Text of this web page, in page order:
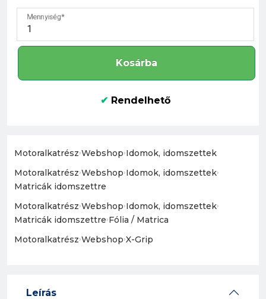
Mennyiség
Kosárba
✔ Rendelhető
Motoralkatrész›Webshop›Idomok, idomszettek
Motoralkatrész›Webshop›Idomok, idomszettek›
Matricák idomszettre
Motoralkatrész›Webshop›Idomok, idomszettek›
Matricák idomszettre›Fólia / Matrica
Motoralkatrész›Webshop›X-Grip
Leírás